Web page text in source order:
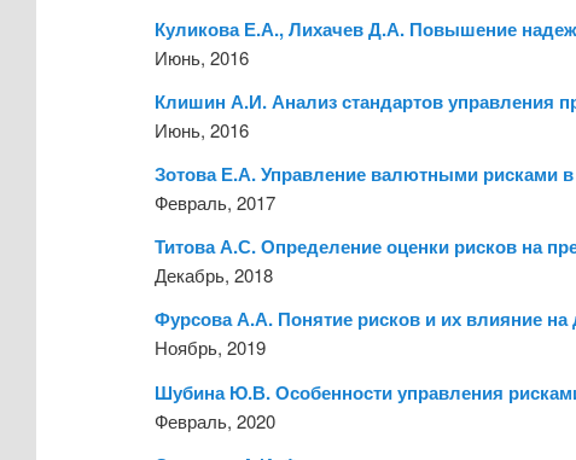
Куликова Е.А., Лихачев Д.А. Повышение
Июнь, 2016
Клишин А.И. Анализ стандартов управления
Июнь, 2016
Зотова Е.А. Управление валютными рисками
Февраль, 2017
Титова А.С. Определение оценки рисков на
Декабрь, 2018
Фурсова А.А. Понятие рисков и их влияние на
Ноябрь, 2019
Шубина Ю.В. Особенности управления
Февраль, 2020